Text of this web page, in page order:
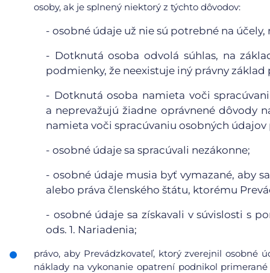
osoby, ak je splnený niektorý z týchto dôvodov:
- osobné údaje už nie sú potrebné na
- Dotknutá osoba odvolá súhlas, na
podmienky, že neexistuje iný právny
- Dotknutá osoba namieta voči
a neprevažujú žiadne oprávnené dôvody
namieta voči spracúvaniu osobných údajov
- osobné údaje sa spracúvali nezákonne;
- osobné údaje musia byť vymazané, aby
alebo práva členského štátu, ktorému
- osobné údaje sa získavali v súvislosti s
ods. 1. Nariadenia;
právo, aby Prevádzkovateľ, ktorý zverejnil osobné
náklady na vykonanie opatrení podnikol